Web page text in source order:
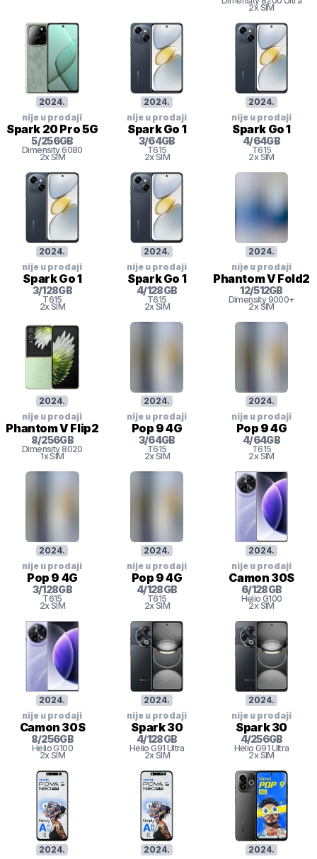
2x SIM
2024.
nije u prodaji
Spark 20 Pro 5G
5/256GB
Dimensity6080
2x SIM
2024.
nije u prodaji
Spark Go 1
3/64GB
T615
2x SIM
2024.
nije u prodaji
Spark Go 1
4/64GB
T615
2x SIM
2024.
nije u prodaji
Spark Go 1
3/128GB
T615
2x SIM
2024.
nije u prodaji
Spark Go 1
4/128GB
T615
2x SIM
2024.
nije u prodaji
Phantom V Fold2
12/512GB
Dimensity9000+
2x SIM
2024.
nije u prodaji
Phantom V Flip2
8/256GB
Dimensity8020
1x SIM
2024.
nije u prodaji
Pop 9 4G
3/64GB
T615
2x SIM
2024.
nije u prodaji
Pop 9 4G
4/64GB
T615
2x SIM
2024.
nije u prodaji
Pop 9 4G
3/128GB
T615
2x SIM
2024.
nije u prodaji
Pop 9 4G
4/128GB
T615
2x SIM
2024.
nije u prodaji
Camon 30S
6/128GB
Helio G100
2x SIM
2024.
nije u prodaji
Camon 30S
8/256GB
Helio G100
2x SIM
2024.
nije u prodaji
Spark 30
4/128GB
Helio G91 Ultra
2x SIM
2024.
nije u prodaji
Spark 30
4/256GB
Helio G91 Ultra
2x SIM
2024.
2024.
2024.